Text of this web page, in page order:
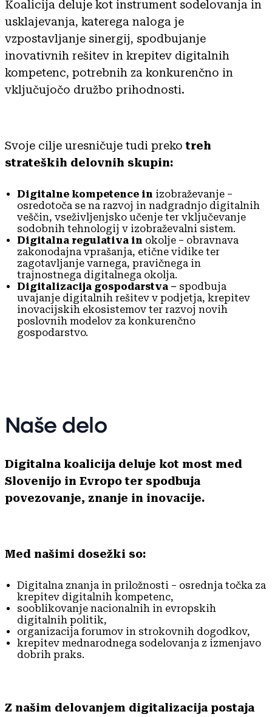
Koalicija deluje kot instrument sodelovanja in
usklajevanja, katerega naloga je
vzpostavljanje sinergij, spodbujanje
inovativnih rešitev in krepitev digitalnih
kompetenc, potrebnih za konkurenčno in
vključujočo družbo prihodnosti.
Svoje cilje uresničuje tudi prekotreh
strateških delovnih skupin:
Digitalne kompetence in izobraževanje –
osredotoča se na razvoj in nadgradnjo digitalnih
veščin, vseživljenjsko učenje ter vključevanje
sodobnih tehnologij v izobraževalni sistem.
Digitalna regulativa in okolje – obravnava
zakonodajna vprašanja, etične vidike ter
zagotavljanje varnega, pravičnega in
trajnostnega digitalnega okolja.
Digitalizacija gospodarstva – spodbuja
uvajanje digitalnih rešitev v podjetja, krepitev
inovacijskih ekosistemov ter razvoj novih
poslovnih modelov za konkurenčno
gospodarstvo.
Naše delo
Digitalna koalicija deluje kot most med
Slovenijo in Evropo ter spodbuja
povezovanje, znanje in inovacije.
Med našimi dosežki so:
Digitalna znanja in priložnosti – osrednja točka za
krepitev digitalnih kompetenc,
sooblikovanje nacionalnih in evropskih
digitalnih politik,
organizacija forumov in strokovnih dogodkov,
krepitev mednarodnega sodelovanja z izmenjavo
dobrih praks.
Z našim delovanjem digitalizacija postaja